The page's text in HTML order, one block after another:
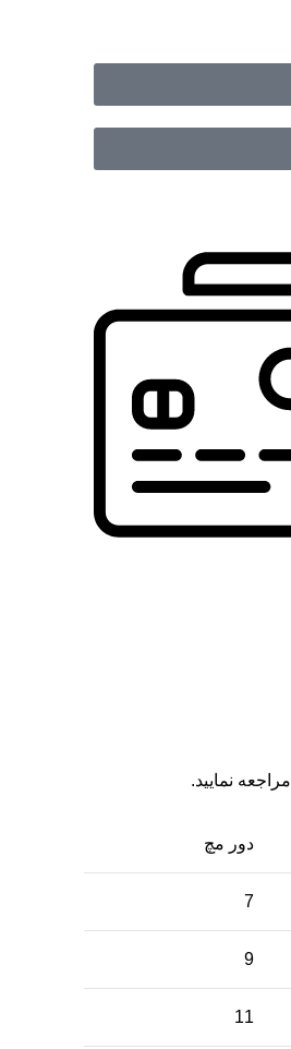
مراجعه نمایید.
دور مچ
7
9
11